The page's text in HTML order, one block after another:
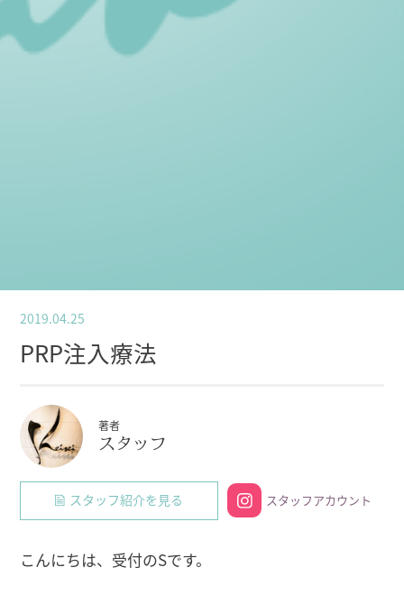
2019.04.25
PRP注入療法
著者
スタッフ
スタッフ紹介を見る スタッフアカウント
こんにちは、受付のSです。